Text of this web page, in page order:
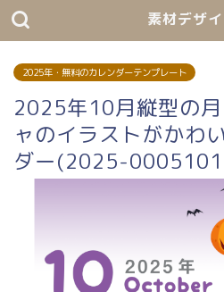
素材デザ
2025年・無料のカレンダーテンプレート
2025年10月縦型の
ャのイラストがかわ
ダー(2025-